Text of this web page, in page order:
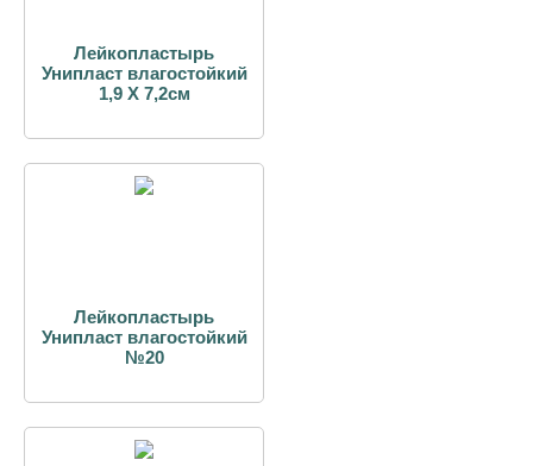
Лейкопластырь
Унипласт влагостойкий
1,9 Х 7,2см
Лейкопластырь
Унипласт влагостойкий
№20